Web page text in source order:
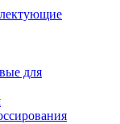
для